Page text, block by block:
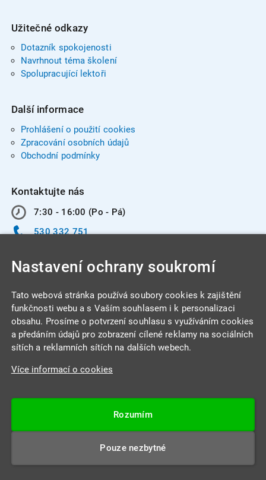
Užitečné odkazy
Dotazník spokojenosti
Navrhnout téma školení
Spolupracující lektoři
Další informace
Prohlášení o použití cookies
Zpracování osobních údajů
Obchodní podmínky
Kontaktujte nás
7:30 - 16:00 (Po - Pá)
530 332 751
INTEGRA CENTRUM s.r.o.
Jabloňová 662/7
Datová schránka: 4beca6d
Nastavení ochrany soukromí
Tato webová stránka používá soubory cookies k zajištění
funkčnosti webu a s Vaším souhlasem i k personalizaci
obsahu. Prosíme o potvrzení souhlasu s využíváním cookies
a předáním údajů pro zobrazení cílené reklamy na sociálních
sítích a reklamních sítích na dalších webech.
Více informací o cookies
Rozumím
Pouze nezbytné